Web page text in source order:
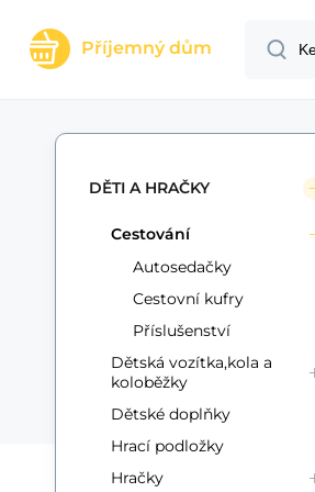
Příjemný dům
DĚTI A HRAČKY
Cestování
Autosedačky
Cestovní kufry
Příslušenství
Dětská vozítka,kola a
koloběžky
Dětské doplňky
Hrací podložky
Hračky